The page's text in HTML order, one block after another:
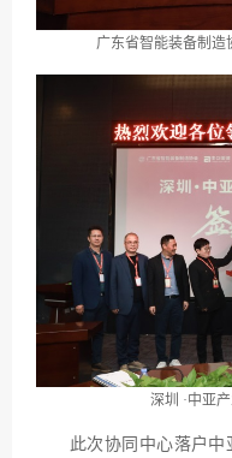
广东省智能装备制造
深圳 ·中亚
此次协同中心落户中